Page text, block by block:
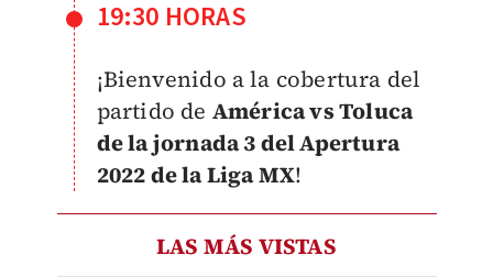
19:30 HORAS
¡Bienvenido a la cobertura del
partido de América vs Toluca
de la jornada 3 del Apertura
2022 de la Liga MX!
LAS MÁS VISTAS